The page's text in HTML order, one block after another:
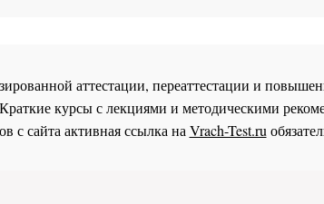
аттестации, переаттестации и
курсы с лекциями и методическими
с сайта активная ссылка на Vrach-Test.ru